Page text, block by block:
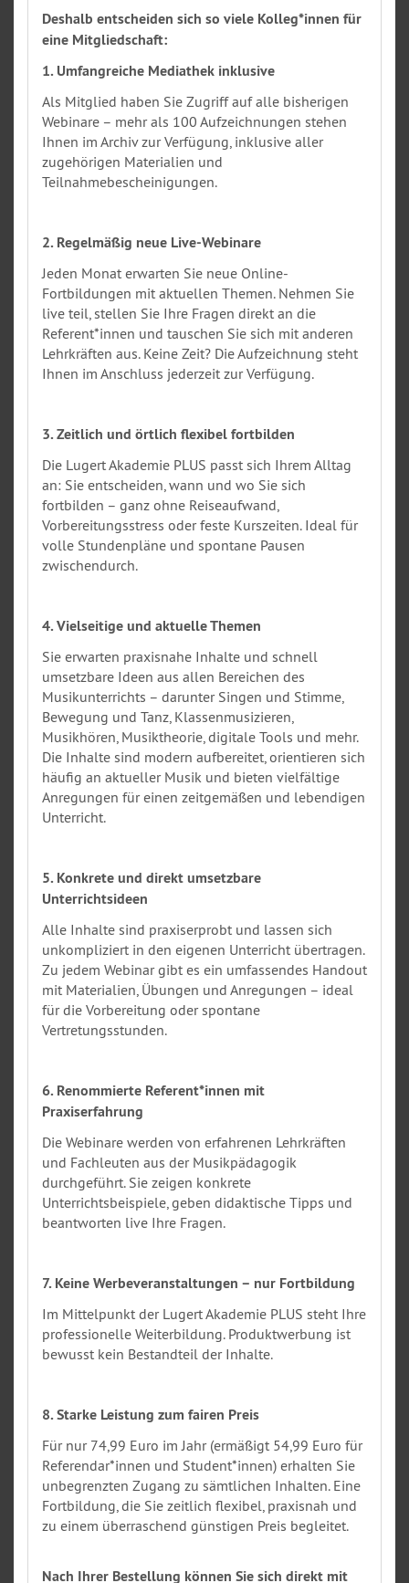
Deshalb entscheiden sich so viele Kolleg*innen für
eine Mitgliedschaft:
1. Umfangreiche Mediathek inklusive
Als Mitglied haben Sie Zugriff auf alle bisherigen
Webinare – mehr als 100 Aufzeichnungen stehen
Ihnen im Archiv zur Verfügung, inklusive aller
zugehörigen Materialien und
Teilnahmebescheinigungen.
2. Regelmäßig neue Live-Webinare
Jeden Monat erwarten Sie neue Online-
Fortbildungen mit aktuellen Themen. Nehmen Sie
live teil, stellen Sie Ihre Fragen direkt an die
Referent*innen und tauschen Sie sich mit anderen
Lehrkräften aus. Keine Zeit? Die Aufzeichnung steht
Ihnen im Anschluss jederzeit zur Verfügung.
3. Zeitlich und örtlich flexibel fortbilden
Die Lugert Akademie PLUS passt sich Ihrem Alltag
an: Sie entscheiden, wann und wo Sie sich
fortbilden – ganz ohne Reiseaufwand,
Vorbereitungsstress oder feste Kurszeiten. Ideal für
volle Stundenpläne und spontane Pausen
zwischendurch.
4. Vielseitige und aktuelle Themen
Sie erwarten praxisnahe Inhalte und schnell
umsetzbare Ideen aus allen Bereichen des
Musikunterrichts – darunter Singen und Stimme,
Bewegung und Tanz, Klassenmusizieren,
Musikhören, Musiktheorie, digitale Tools und mehr.
Die Inhalte sind modern aufbereitet, orientieren sich
häufig an aktueller Musik und bieten vielfältige
Anregungen für einen zeitgemäßen und lebendigen
Unterricht.
5. Konkrete und direkt umsetzbare
Unterrichtsideen
Alle Inhalte sind praxiserprobt und lassen sich
unkompliziert in den eigenen Unterricht übertragen.
Zu jedem Webinar gibt es ein umfassendes Handout
mit Materialien, Übungen und Anregungen – ideal
für die Vorbereitung oder spontane
Vertretungsstunden.
6. Renommierte Referent*innen mit
Praxiserfahrung
Die Webinare werden von erfahrenen Lehrkräften
und Fachleuten aus der Musikpädagogik
durchgeführt. Sie zeigen konkrete
Unterrichtsbeispiele, geben didaktische Tipps und
beantworten live Ihre Fragen.
7. Keine Werbeveranstaltungen – nur Fortbildung
Im Mittelpunkt der Lugert Akademie PLUS steht Ihre
professionelle Weiterbildung. Produktwerbung ist
bewusst kein Bestandteil der Inhalte.
8. Starke Leistung zum fairen Preis
Für nur 74,99 Euro im Jahr (ermäßigt 54,99 Euro für
Referendar*innen und Student*innen) erhalten Sie
unbegrenzten Zugang zu sämtlichen Inhalten. Eine
Fortbildung, die Sie zeitlich flexibel, praxisnah und
zu einem überraschend günstigen Preis begleitet.
Nach Ihrer Bestellung können Sie sich direkt mit